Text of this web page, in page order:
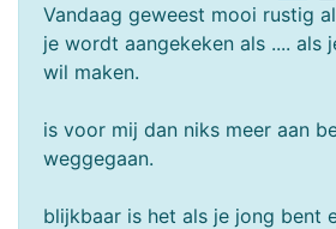
Vandaag geweest mooi rustig
je wordt aangekeken als .... als
wil maken.
is voor mij dan niks meer aan
weggegaan.
blijkbaar is het als je jong bent